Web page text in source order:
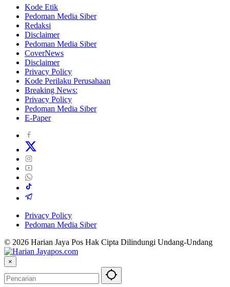
Kode Etik
Pedoman Media Siber
Redaksi
Disclaimer
Pedoman Media Siber
CoverNews
Disclaimer
Privacy Policy
Kode Perilaku Perusahaan
Breaking News:
Privacy Policy
Pedoman Media Siber
E-Paper
Privacy Policy
Pedoman Media Siber
© 2026 Harian Jaya Pos Hak Cipta Dilindungi Undang-Undang
×